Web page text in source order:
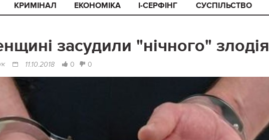
КРИМІНАЛ ЕКОНОМІКА I-СЕРФІНГ СУСПІЛЬСТВО
засудили "нічного" злодія
11.10.2018 0 0